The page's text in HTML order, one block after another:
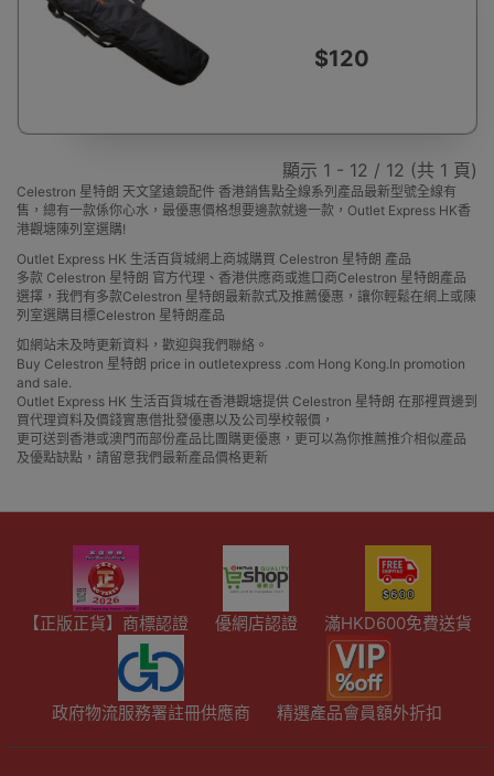
$120
顯示 1 - 12 / 12 (共 1 頁)
Celestron 星特朗 天文望遠鏡配件 香港銷售點全線系列產品最新型號全線有
售，總有一款係你心水，最優惠價格想要邊款就邊一款，Outlet Express HK香
港觀塘陳列室選購!
Outlet Express HK 生活百貨城網上商城購買 Celestron 星特朗 產品
多款 Celestron 星特朗 官方代理、香港供應商或進口商Celestron 星特朗產品
選擇，我們有多款Celestron 星特朗最新款式及推薦優惠，讓你輕鬆在網上或陳
列室選購目標Celestron 星特朗產品
如網站未及時更新資料，歡迎與我們聯絡。
Buy Celestron 星特朗 price in outletexpress .com Hong Kong.In promotion
and sale.
Outlet Express HK 生活百貨城在香港觀塘提供 Celestron 星特朗 在那裡買邊到
買代理資料及價錢實惠借批發優惠以及公司學校報價，
更可送到香港或澳門而部份產品比團購更優惠，更可以為你推薦推介相似產品
及優點缺點，請留意我們最新產品價格更新
【正版正貨】商標認證 優網店認證 滿HKD600免費送貨
政府物流服務署註冊供應商 精選產品會員額外折扣